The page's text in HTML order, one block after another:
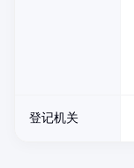
登记机关